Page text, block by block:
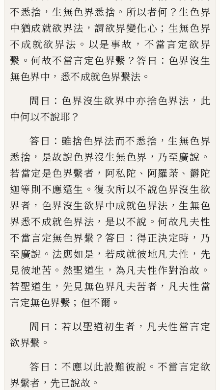
不悉捨 ，生無色界悉捨 。 所以者何 ？生色界
中猶成就欲界法 ，謂欲界變化心 ； 生無色界
不成就欲界法 。 以是事故 ， 不當言定欲界
繫 。何故不當言定色界繫 ？答曰 ： 色界沒生
無色界中 ， 悉不成就色界繫法 。
問曰 ： 色界沒生欲界中亦捨色界法 ， 此
中何以不說耶 ？
答曰 ：雖捨色界法而不悉捨 ，生無色界
悉捨 ， 是故說色界沒生無色界 ， 乃至廣說 。
若當定是色界繫者 ， 阿私陀 、 阿羅荼 、 欝陀
迦等則不應還生 。復次所以不說色界沒生欲
界者 ， 色界沒生欲界中成就色界法 ，生無色
界悉不成就色界法 ， 是以不說 。何故凡夫性
不當言定無色界繫 ？ 答曰 ： 得正決定時 ， 乃
至廣說 。 法應如是 ， 若成就彼地凡夫性 ， 先
見彼地苦 。 然聖道生 ， 為凡夫性作對治故 。
若聖道生 ， 先見無色界凡夫苦者 ， 凡夫性當
言定無色界繫 ； 但不爾 。
問曰 ：若以聖道初生者 ， 凡夫性當言定
欲界繫 。
答曰 ：不應以此設難彼說 。 不當言定欲
界繫者 ， 先已說故 。